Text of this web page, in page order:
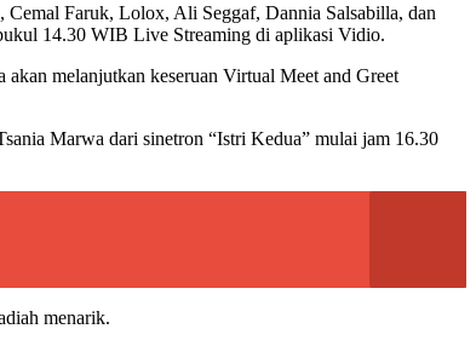
Faruk, Lolox, Ali Seggaf, Dannia Salsabilla, dan
14.30 WIB Live Streaming di aplikasi Vidio.
melanjutkan keseruan Virtual Meet and Greet
Marwa dari sinetron “Istri Kedua” mulai jam 16.30
menarik.